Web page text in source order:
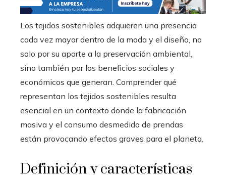
Los tejidos sostenibles adquieren una presencia
cada vez mayor dentro de la moda y el diseño, no
solo por su aporte a la preservación ambiental,
sino también por los beneficios sociales y
económicos que generan. Comprender qué
representan los tejidos sostenibles resulta
esencial en un contexto donde la fabricación
masiva y el consumo desmedido de prendas
están provocando efectos graves para el planeta.
Definición y características